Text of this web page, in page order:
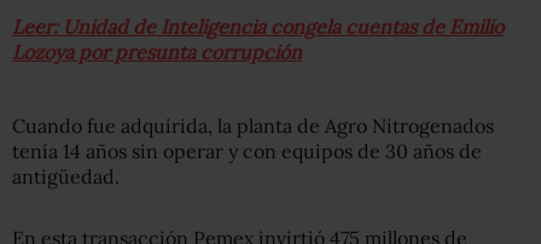
Leer: Unidad de Inteligencia congela cuentas de Emilio
Lozoya por presunta corrupción
Cuando fue adquirida, la planta de Agro Nitrogenados
tenía 14 años sin operar y con equipos de 30 años de
antigüedad.
En esta transacción Pemex invirtió 475 millones de